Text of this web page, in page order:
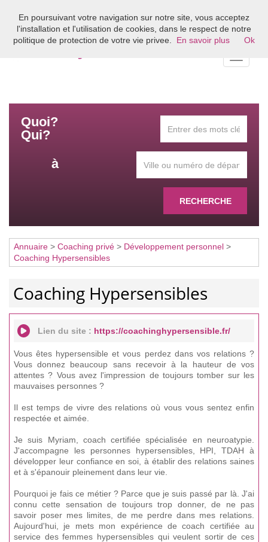
Bienvenue sur l'annuaire du coaching en France
Quoi?
Qui?
à
RECHERCHE
Annuaire > Coaching privé > Développement personnel >
Coaching Hypersensibles
Coaching Hypersensibles
Lien du site : https://coachinghypersensible.fr/
Vous êtes hypersensible et vous perdez dans vos relations ?
Vous donnez beaucoup sans recevoir à la hauteur de vos
attentes ? Vous avez l'impression de toujours tomber sur les
mauvaises personnes ?
Il est temps de vivre des relations où vous vous sentez enfin
respectée et aimée.
Je suis Myriam, coach certifiée spécialisée en neuroatypie.
J'accompagne les personnes hypersensibles, HPI, TDAH à
développer leur confiance en soi, à établir des relations saines
et à s'épanouir pleinement dans leur vie.
Pourquoi je fais ce métier ? Parce que je suis passé par là. J'ai
connu cette sensation de toujours trop donner, de ne pas
savoir poser mes limites, de me perdre dans mes relations.
Aujourd'hui, je mets mon expérience de coach certifiée au
service des femmes hypersensibles qui veulent sortir de ces
En poursuivant votre navigation sur notre site, vous acceptez
l'installation et l'utilisation de cookies, dans le respect de notre
politique de protection de votre vie privee.
En savoir plus Ok